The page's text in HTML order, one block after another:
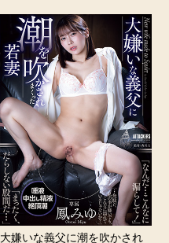
大嫌いな義父に潮を吹かされ